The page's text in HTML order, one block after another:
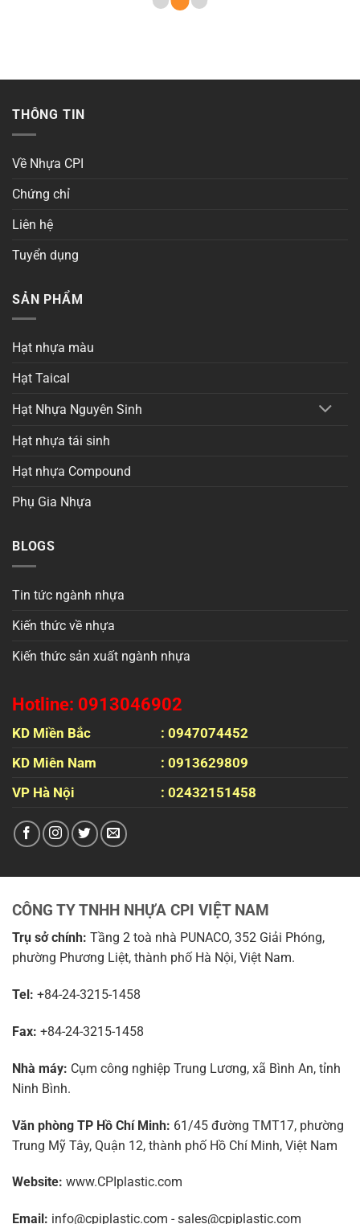
THÔNG TIN
Về Nhựa CPI
Chứng chỉ
Liên hệ
Tuyển dụng
SẢN PHẨM
Hạt nhựa màu
Hạt Taical
Hạt Nhựa Nguyên Sinh
Hạt nhựa tái sinh
Hạt nhựa Compound
Phụ Gia Nhựa
BLOGS
Tin tức ngành nhựa
Kiến thức về nhựa
Kiến thức sản xuất ngành nhựa
Hotline: 0913046902
KD Miền Bắc
: 0947074452
KD Miên Nam
: 0913629809
VP Hà Nội
: 02432151458
CÔNG TY TNHH NHỰA CPI VIỆT NAM
Trụ sở chính: Tầng 2 toà nhà PUNACO, 352 Giải Phóng,
phường Phương Liệt, thành phố Hà Nội, Việt Nam.
Tel: +84-24-3215-1458
Fax: +84-24-3215-1458
Nhà máy: Cụm công nghiệp Trung Lương, xã Bình An, tỉnh
Ninh Bình.
Văn phòng TP Hồ Chí Minh: 61/45 đường TMT17, phường
Trung Mỹ Tây, Quận 12, thành phố Hồ Chí Minh, Việt Nam
Website: www.CPIplastic.com
Email: info@cpiplastic.com - sales@cpiplastic.com